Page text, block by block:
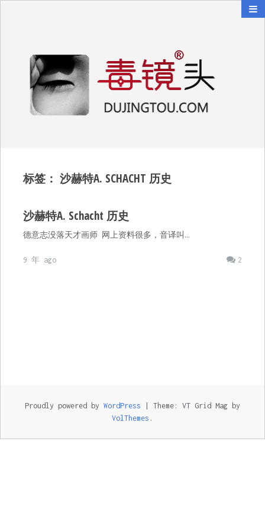
标签： 沙赫特A. SCHACHT 历史
沙赫特A. Schacht 历史
德意志没落天才画师 网上资料很多，音译叫…
2
9 年 ago
Proudly powered by WordPress
Theme: VT Grid Mag by
VolThemes .